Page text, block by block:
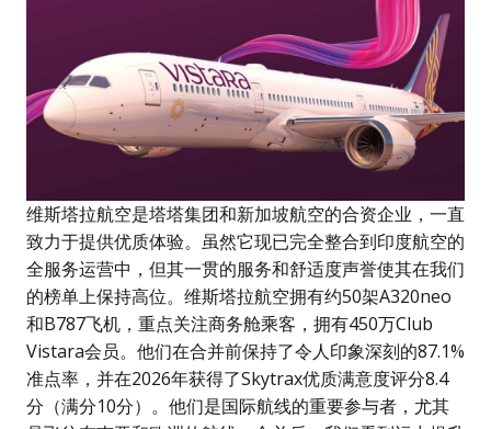
维斯塔拉航空是塔塔集团和新加坡航空的合资企业，一直
致力于提供优质体验。虽然它现已完全整合到印度航空的
全服务运营中，但其一贯的服务和舒适度声誉使其在我们
的榜单上保持高位。维斯塔拉航空拥有约50架A320neo
和B787飞机，重点关注商务舱乘客，拥有450万Club
Vistara会员。他们在合并前保持了令人印象深刻的87.1%
准点率，并在2026年获得了Skytrax优质满意度评分8.4
分（满分10分）。他们是国际航线的重要参与者，尤其